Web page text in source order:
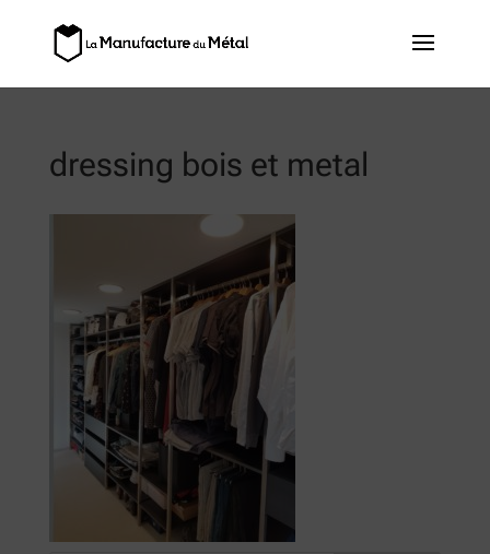
dressing bois et metal